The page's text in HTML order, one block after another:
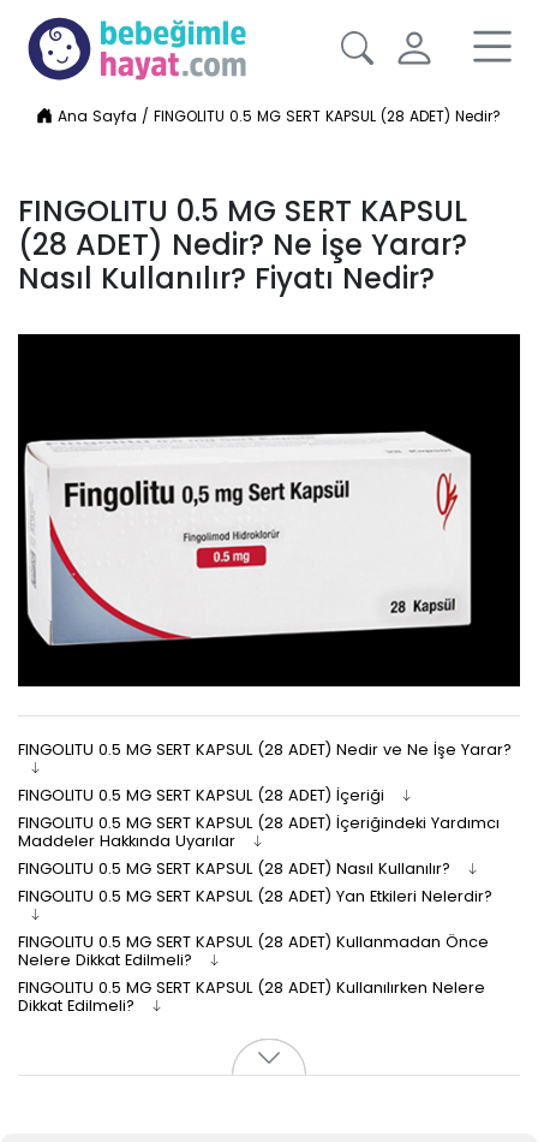
Ana Sayfa /FINGOLITU 0.5 MG SERT KAPSUL (28 ADET) Nedir?
FINGOLITU 0.5 MG SERT KAPSUL
(28 ADET) Nedir? Ne İşe Yarar?
Nasıl Kullanılır? Fiyatı Nedir?
FINGOLITU 0.5 MG SERT KAPSUL (28 ADET) Nedir ve Ne İşe Yarar?
FINGOLITU 0.5 MG SERT KAPSUL (28 ADET) İçeriği
FINGOLITU 0.5 MG SERT KAPSUL (28 ADET) İçeriğindeki Yardımcı
Maddeler Hakkında Uyarılar
FINGOLITU 0.5 MG SERT KAPSUL (28 ADET) Nasıl Kullanılır?
FINGOLITU 0.5 MG SERT KAPSUL (28 ADET) Yan Etkileri Nelerdir?
FINGOLITU 0.5 MG SERT KAPSUL (28 ADET) Kullanmadan Önce
Nelere Dikkat Edilmeli?
FINGOLITU 0.5 MG SERT KAPSUL (28 ADET) Kullanılırken Nelere
Dikkat Edilmeli?